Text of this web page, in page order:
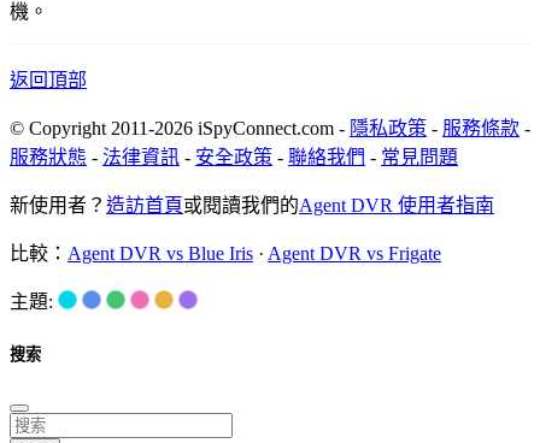
機。
返回頂部
© Copyright 2011-2026 iSpyConnect.com - 隱私政策 - 服務條款 -
服務狀態 - 法律資訊 - 安全政策 - 聯絡我們 - 常見問題
新使用者？ 造訪首頁或閱讀我們的Agent DVR 使用者指南
比較： Agent DVR vs Blue Iris · Agent DVR vs Frigate
主題:
搜索